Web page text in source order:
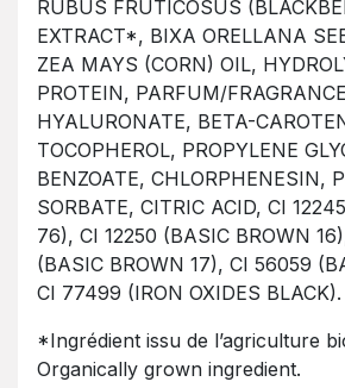
RUBUS FRUTICOSUS
EXTRACT*, BIXA ORELLANA
ZEA MAYS (CORN) OIL,
PROTEIN, PARFUM/
HYALURONATE, BETA-
TOCOPHEROL, PROPYLENE
BENZOATE, CHLORPHENESIN,
SORBATE, CITRIC ACID, CI
76), CI 12250 (BASIC BROWN
(BASIC BROWN 17), CI 56059
CI 77499 (IRON OXIDES BLACK).
*Ingrédient issu de l’agriculture
Organically grown ingredient.